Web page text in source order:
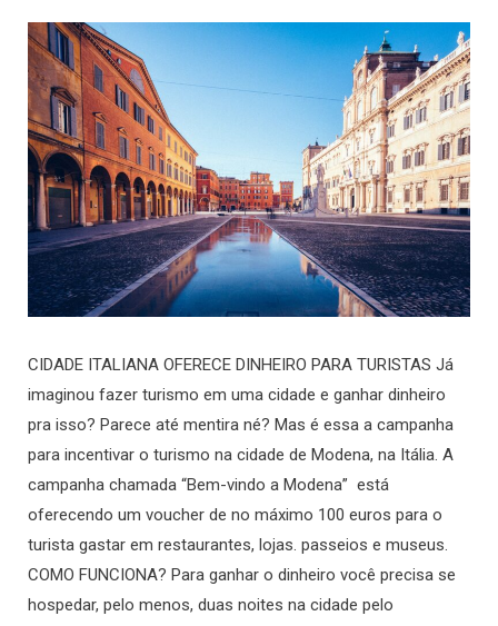
CIDADE ITALIANA OFERECE DINHEIRO PARA TURISTAS Já
imaginou fazer turismo em uma cidade e ganhar dinheiro
pra isso? Parece até mentira né? Mas é essa a campanha
para incentivar o turismo na cidade de Modena, na Itália. A
campanha chamada “Bem-vindo a Modena” está
oferecendo um voucher de no máximo 100 euros para o
turista gastar em restaurantes, lojas. passeios e museus.
COMO FUNCIONA? Para ganhar o dinheiro você precisa se
hospedar, pelo menos, duas noites na cidade pelo